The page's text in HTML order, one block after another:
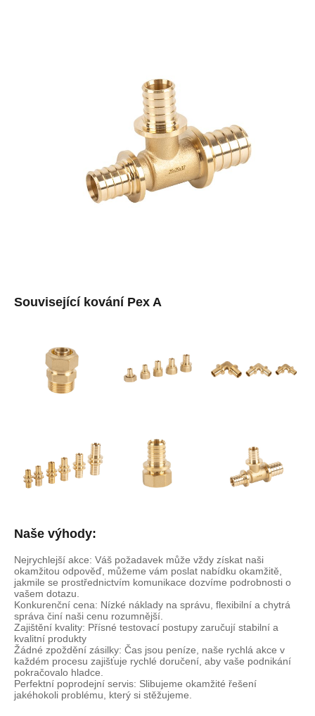
Související kování Pex A
Naše výhody:
Nejrychlejší akce: Váš požadavek může vždy získat naši
okamžitou odpověď, můžeme vám poslat nabídku okamžitě,
jakmile se prostřednictvím komunikace dozvíme podrobnosti o
vašem dotazu.
Konkurenční cena: Nízké náklady na správu, flexibilní a chytrá
správa činí naši cenu rozumnější.
Zajištění kvality: Přísné testovací postupy zaručují stabilní a
kvalitní produkty
Žádné zpoždění zásilky: Čas jsou peníze, naše rychlá akce v
každém procesu zajišťuje rychlé doručení, aby vaše podnikání
pokračovalo hladce.
Perfektní poprodejní servis: Slibujeme okamžité řešení
jakéhokoli problému, který si stěžujeme.